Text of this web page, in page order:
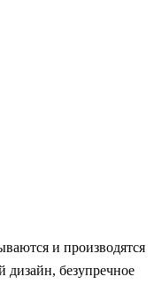
и производятся
безупречное